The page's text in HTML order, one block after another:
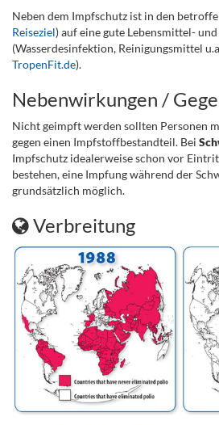
Neben dem Impfschutz ist in den
Reiseziel) auf eine gute Lebensmittel-
(Wasserdesinfektion, Reinigungsmittel
TropenFit.de).
Nebenwirkungen /
Nicht geimpft werden sollten Personen
gegen einen Impfstoffbestandteil. Bei
Impfschutz idealerweise schon vor
bestehen, eine Impfung während der
grundsätzlich möglich.
Verbreitung